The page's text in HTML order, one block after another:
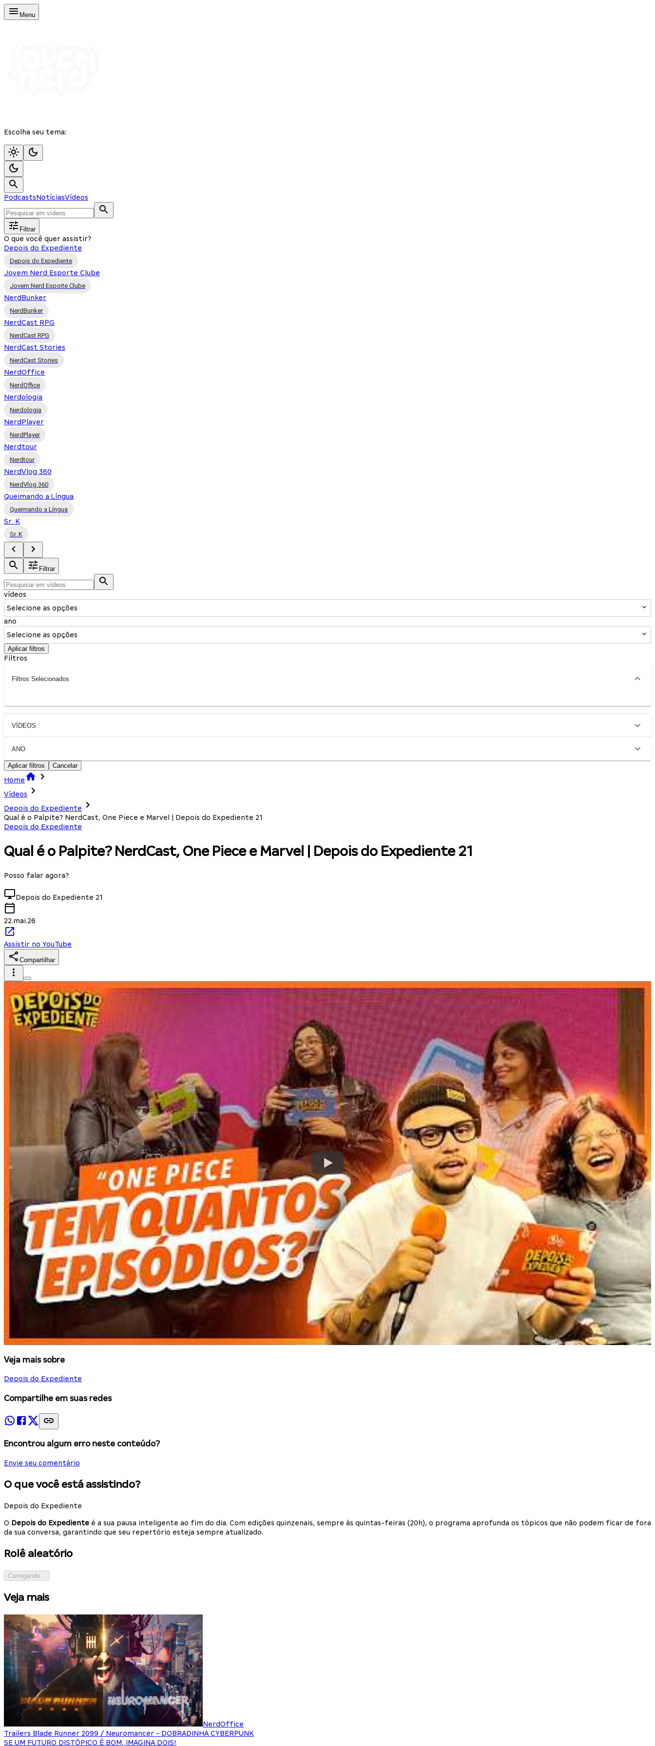
Menu
Escolha seu tema:
PodcastsNotíciasVídeos
Filtrar
O que você quer assistir?
Depois do Expediente
Depois do Expediente
Jovem Nerd Esporte Clube
Jovem Nerd Esporte Clube
NerdBunker
NerdBunker
NerdCast RPG
NerdCast RPG
NerdCast Stories
NerdCast Stories
NerdOffice
NerdOffice
Nerdologia
Nerdologia
NerdPlayer
NerdPlayer
Nerdtour
Nerdtour
NerdVlog 360
NerdVlog 360
Queimando a Língua
Queimando a Língua
Sr. K
Sr. K
Filtrar
vídeos
Selecione as opções
ano
Selecione as opções
Aplicar filtros
Filtros
Filtros Selecionados
VÍDEOS
ANO
Aplicar filtros Cancelar
Home
Vídeos
Depois do Expediente
Qual é o Palpite? NerdCast, One Piece e Marvel | Depois do Expediente 21
Depois do Expediente
Qual é o Palpite? NerdCast, One Piece e Marvel | Depois do Expediente 21
Posso falar agora?
Depois do Expediente 21
22.mai.26
Assistir no YouTube
Compartilhar
Veja mais sobre
Depois do Expediente
Compartilhe em suas redes
Encontrou algum erro neste conteúdo?
Envie seu comentário
O que você está assistindo?
Depois do Expediente
O Depois do Expediente é a sua pausa inteligente ao fim do dia. Com edições quinzenais, sempre às quintas-feiras (20h), o programa aprofunda os tópicos que não podem ficar de fora
da sua conversa, garantindo que seu repertório esteja sempre atualizado.
Rolê aleatório
Carregando...
Veja mais
NerdOffice
Trailers Blade Runner 2099 / Neuromancer - DOBRADINHA CYBERPUNK
SE UM FUTURO DISTÓPICO É BOM, IMAGINA DOIS!